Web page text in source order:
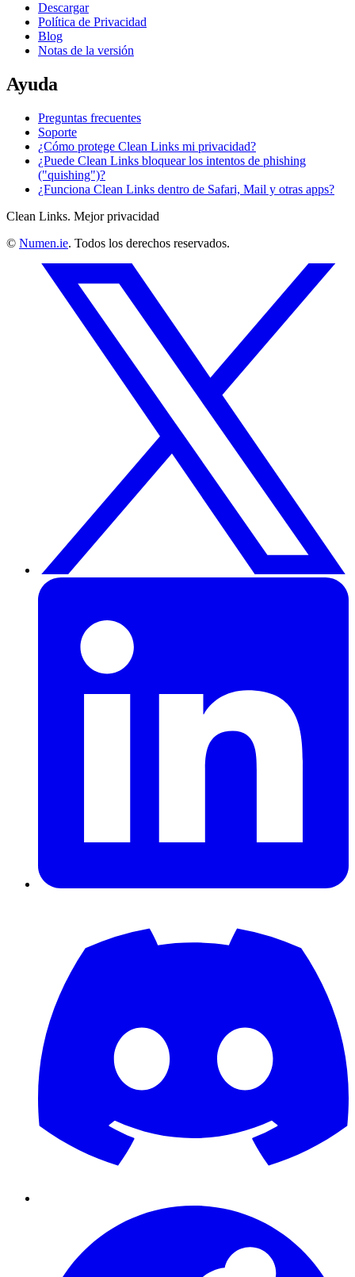
Descargar
Política de Privacidad
Blog
Notas de la versión
Ayuda
Preguntas frecuentes
Soporte
¿Cómo protege Clean Links mi privacidad?
¿Puede Clean Links bloquear los intentos de phishing
("quishing")?
¿Funciona Clean Links dentro de Safari, Mail y otras apps?
Clean Links. Mejor privacidad
© Numen.ie. Todos los derechos reservados.